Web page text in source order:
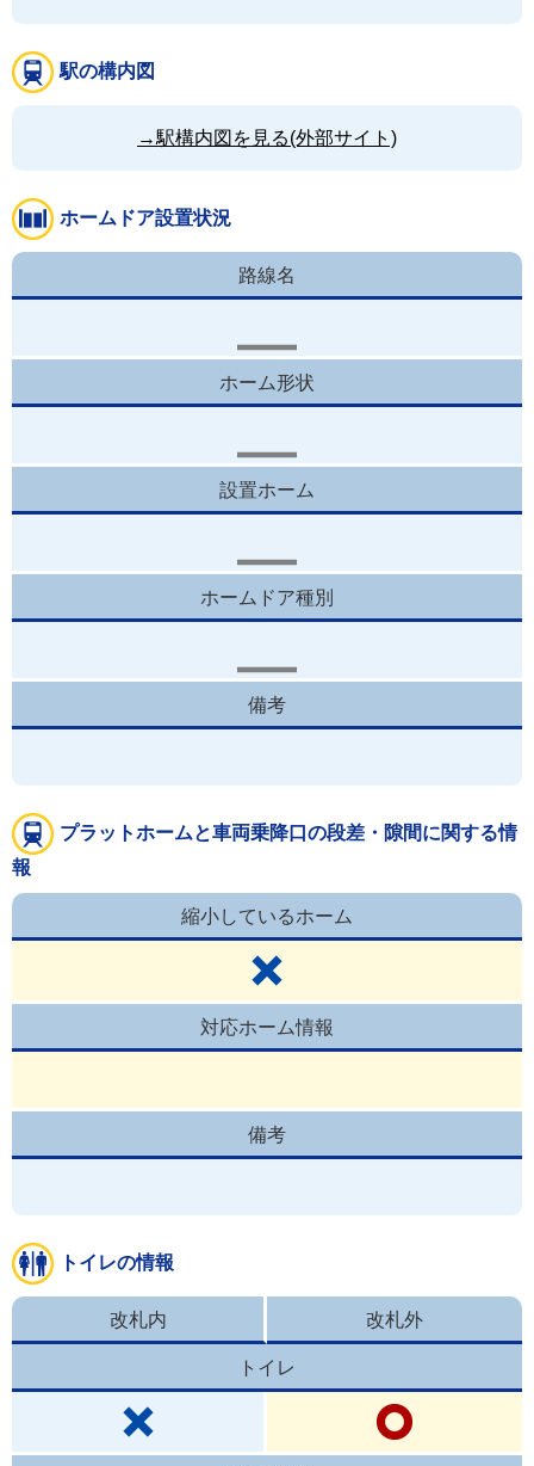
駅の構内図
→駅構内図を見る(外部サイト)
ホームドア設置状況
路線名
ホーム形状
設置ホーム
ホームドア種別
備考
プラットホームと車両乗降口の段差・隙間に関する情
報
縮小しているホーム
対応ホーム情報
備考
トイレの情報
改札内 改札外
トイレ